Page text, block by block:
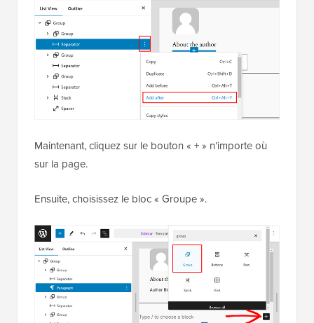
Maintenant, cliquez sur le bouton « + » n’importe où
sur la page.
Ensuite, choisissez le bloc « Groupe ».